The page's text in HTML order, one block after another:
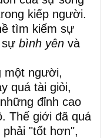
kiếp người.
tìm kiếm sự
sự bình yên và
một người,
quá tài giỏi,
đỉnh cao
Thế giới đã quá
"tốt hơn",